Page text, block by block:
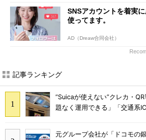
SNSアカウントを着実
使ってます。
AD（Dreaw合同会社）
記事ランキング
“Suicaが使えない”クレカ・
題なく運用できる」「交通系
元グループ会社が「ドコモの